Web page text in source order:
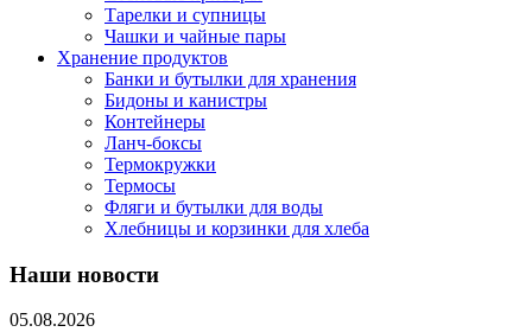
Тарелки и супницы
Чашки и чайные пары
Хранение продуктов
Банки и бутылки для хранения
Бидоны и канистры
Контейнеры
Ланч-боксы
Термокружки
Термосы
Фляги и бутылки для воды
Хлебницы и корзинки для хлеба
Наши новости
05.08.2026